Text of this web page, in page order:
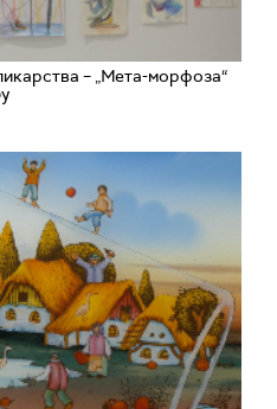
– „Мета-морфоза“